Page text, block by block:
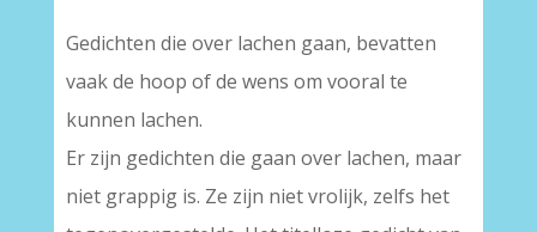
Gedichten die over lachen gaan, bevatten
vaak de hoop of de wens om vooral te
kunnen lachen.
Er zijn gedichten die gaan over lachen, maar
niet grappig is. Ze zijn niet vrolijk, zelfs het